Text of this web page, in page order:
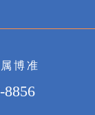
博准
8856